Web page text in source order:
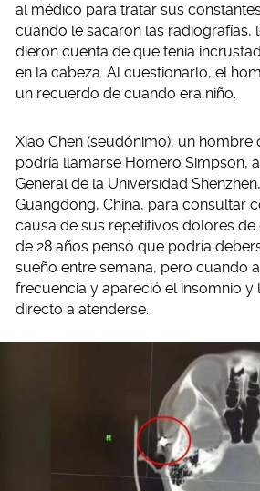
al médico para tratar sus
cuando le sacaron las radiografías,
dieron cuenta de que tenía
en la cabeza. Al cuestionarlo, el
un recuerdo de cuando era niño.
Xiao Chen (seudónimo), un hombre
podría llamarse Homero Simpson,
General de la Universidad
Guangdong, China, para consultar
causa de sus repetitivos dolores de
de 28 años pensó que podría
sueño entre semana, pero cuando
frecuencia y apareció el insomnio y
directo a atenderse.